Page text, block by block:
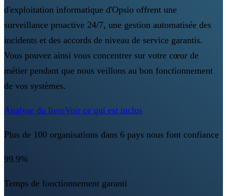
d'exploitation informatique d'Opsio offrent une
surveillance proactive 24/7, une gestion automatisée des
incidents et des accords de niveau de service garantis.
Vous pouvez ainsi vous concentrer sur votre cœur de
métier pendant que nous veillons au bon fonctionnement
de vos systèmes.
Analyse du livreVoir ce qui est inclus
Plus de 100 organisations dans 6 pays nous font confiance
99.9%
Temps de fonctionnement garanti